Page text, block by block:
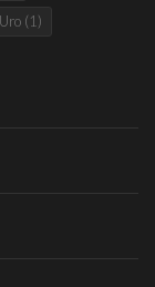
Uro (1)